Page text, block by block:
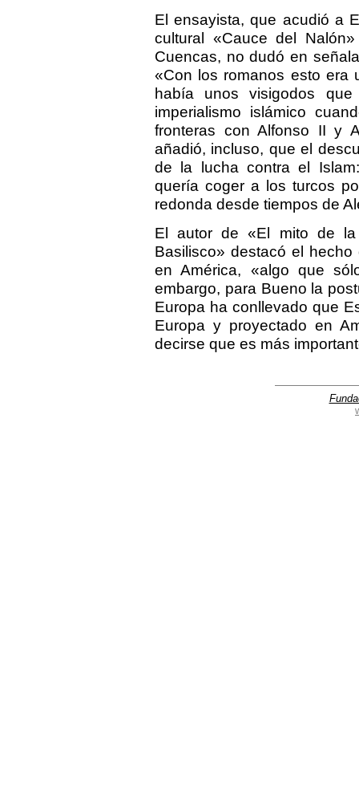
El ensayista, que acudió a
cultural «Cauce del
Cuencas, no dudó en
«Con los romanos esto era
había unos visigodos
imperialismo islámico
fronteras con Alfonso II y
añadió, incluso, que el
de la lucha contra el
quería coger a los turcos
redonda desde tiempos de
El autor de «El mito de
Basilisco» destacó el
en América, «algo que
embargo, para Bueno la
Europa ha conllevado que
Europa y proyectado en
decirse que es más